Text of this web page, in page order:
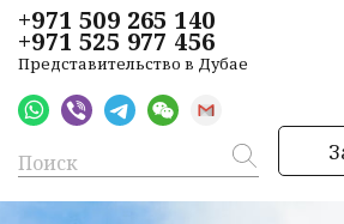
+971 509 265 140
+971 525 977 456
Представительство в Дубае